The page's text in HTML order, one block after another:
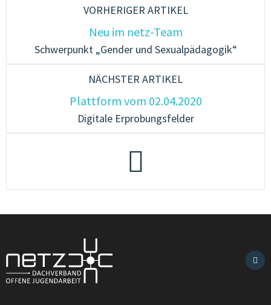
VORHERIGER ARTIKEL
Neu im netz-Team
Schwerpunkt „Gender und Sexualpädagogik“
NÄCHSTER ARTIKEL
Plattform vom 02.04.2020
Digitale Erprobungsfelder